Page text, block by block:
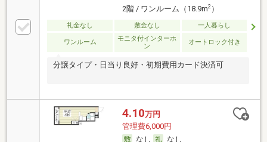
2階 / ワンルーム（18.9m2）
礼金なし 敷金なし 一人暮らし
ワンルーム
モニタ付インターホ
ン
オートロック付き
分譲タイプ・日当り良好・初期費用カード決済可
4.10万円
管理費6,000円
なし
なし